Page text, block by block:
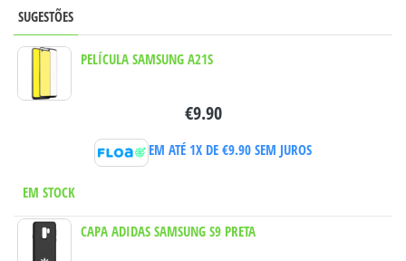
SUGESTÕES
PELÍCULA SAMSUNG A21S
€9.90
EM ATÉ 1X DE €9.90 SEM JUROS
EM STOCK
CAPA ADIDAS SAMSUNG S9 PRETA